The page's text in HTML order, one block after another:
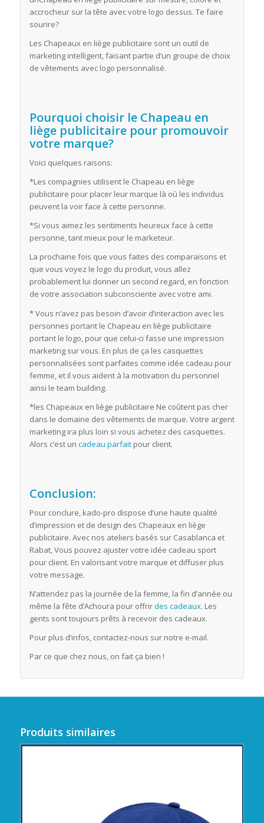
accrocheur sur la tête avec votre logo dessus. Te faire
sourire?
Les Chapeaux en liège publicitaire sont un outil de
marketing intelligent, faisant partie d’un groupe de choix
de vêtements avec logo personnalisé.
Pourquoi choisir le Chapeau en
liège publicitaire pour promouvoir
votre marque?
Voici quelques raisons:
*Les compagnies utilisent le Chapeau en liège
publicitaire pour placer leur marque là où les individus
peuvent la voir face à cette personne.
*Si vous aimez les sentiments heureux face à cette
personne, tant mieux pour le marketeur.
La prochaine fois que vous faites des comparaisons et
que vous voyez le logo du produit, vous allez
probablement lui donner un second regard, en fonction
de votre association subconsciente avec votre ami.
* Vous n’avez pas besoin d’avoir d’interaction avec les
personnes portant le Chapeau en liège publicitaire
portant le logo, pour que celui-ci fasse une impression
marketing sur vous. En plus de ça les casquettes
personnalisées sont parfaites comme idée cadeau pour
femme, et il vous aident à la motivation du personnel
ainsi le team building.
*les Chapeaux en liège publicitaire Ne coûtent pas cher
dans le domaine des vêtements de marque. Votre argent
marketing ira plus loin si vous achetez des casquettes.
Alors c’est un cadeau parfaitpour client.
Conclusion:
Pour conclure, kado-pro dispose d’une haute qualité
d’impression et de design des Chapeaux en liège
publicitaire. Avec nos ateliers basés sur Casablanca et
Rabat, Vous pouvez ajuster votre idée cadeau sport
pour client. En valorisant votre marque et diffuser plus
votre message.
N’attendez pas la journée de la femme, la fin d’année ou
même la fête d’Achoura pour offrirdes cadeaux. Les
gents sont toujours prêts à recevoir des cadeaux.
Pour plus d’infos, contactez-nous sur notre e-mail.
Par ce que chez nous, on fait ça bien !
Produits similaires